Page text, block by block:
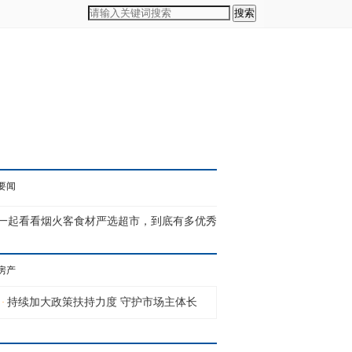
搜索
闻
起看看烟火客食材严选超市，到底有多优秀
产
· 持续加大政策扶持力度 守护市场主体长